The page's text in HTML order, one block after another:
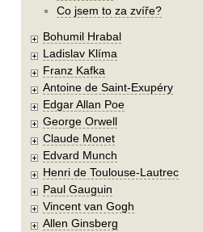
Co jsem to za zvíře?
Bohumil Hrabal
Ladislav Klíma
Franz Kafka
Antoine de Saint-Exupéry
Edgar Allan Poe
George Orwell
Claude Monet
Edvard Munch
Henri de Toulouse-Lautrec
Paul Gauguin
Vincent van Gogh
Allen Ginsberg